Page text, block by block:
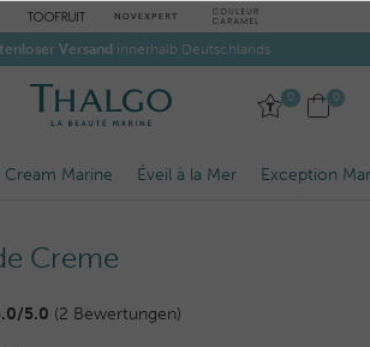
Versand innerhalb Deutschlands
0 0
Cream Marine Éveil à la Mer Exception
Creme
5.0 (2 Bewertungen)